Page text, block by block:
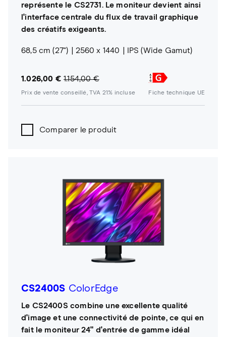
représente le CS2731. Le moniteur devient ainsi
l'interface centrale du flux de travail graphique
des créatifs exigeants.
68,5 cm (27") 2560 x 1440 IPS (Wide Gamut)
1.026,00 € 1.154,00 €
Prix de vente conseillé, TVA 21% incluse Fiche technique UE
Comparer le produit
CS2400S ColorEdge
Le CS2400S combine une excellente qualité
d'image et une connectivité de pointe, ce qui en
fait le moniteur 24" d'entrée de gamme idéal